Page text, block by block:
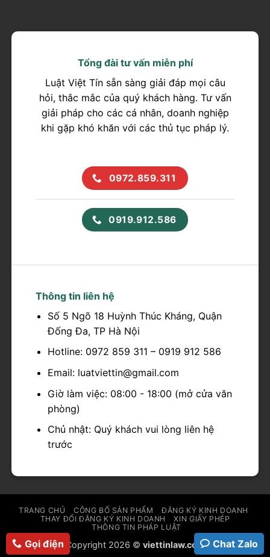
Tổng đài tư vấn miễn phí
Luật Việt Tín sẵn sàng giải đáp mọi câu
hỏi, thắc mắc của quý khách hàng. Tư vấn
giải pháp cho các cá nhân, doanh nghiệp
khi gặp khó khăn với các thủ tục pháp lý.
0972.859.311
0919.912.586
Thông tin liên hệ
Số 5 Ngõ 18 Huỳnh Thúc Kháng, Quận
Đống Đa, TP Hà Nội
Hotline: 0972 859 311 – 0919 912 586
Email: luatviettin@gmail.com
Giờ làm việc: 08:00 - 18:00 (mở cửa văn
phòng)
Chủ nhật: Quý khách vui lòng liên hệ
trước
Gọi điện Chat Zalo
TRANG CHỦ CÔNG BỐ SẢN PHẨM
ĐĂNG KÝ KINH DOANH
THAY ĐỔI ĐĂNG KÝ KINH DOANH
XIN GIẤY PHÉP
THÔNG TIN PHÁP LUẬT
Copyright 2026 © viettinlaw.com